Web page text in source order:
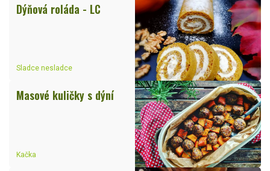
Dýňová roláda - LC
Sladce nesladce
Masové kuličky s dýní
Kačka